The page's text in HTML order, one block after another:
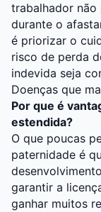
trabalhador não
durante o
é priorizar o
risco de perda
indevida seja
Doenças que
Por que é
estendida?
O que poucas
paternidade é
garantir a
ganhar muitos